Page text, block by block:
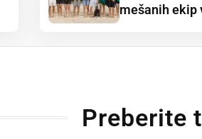
mešanih ekip
Preberite